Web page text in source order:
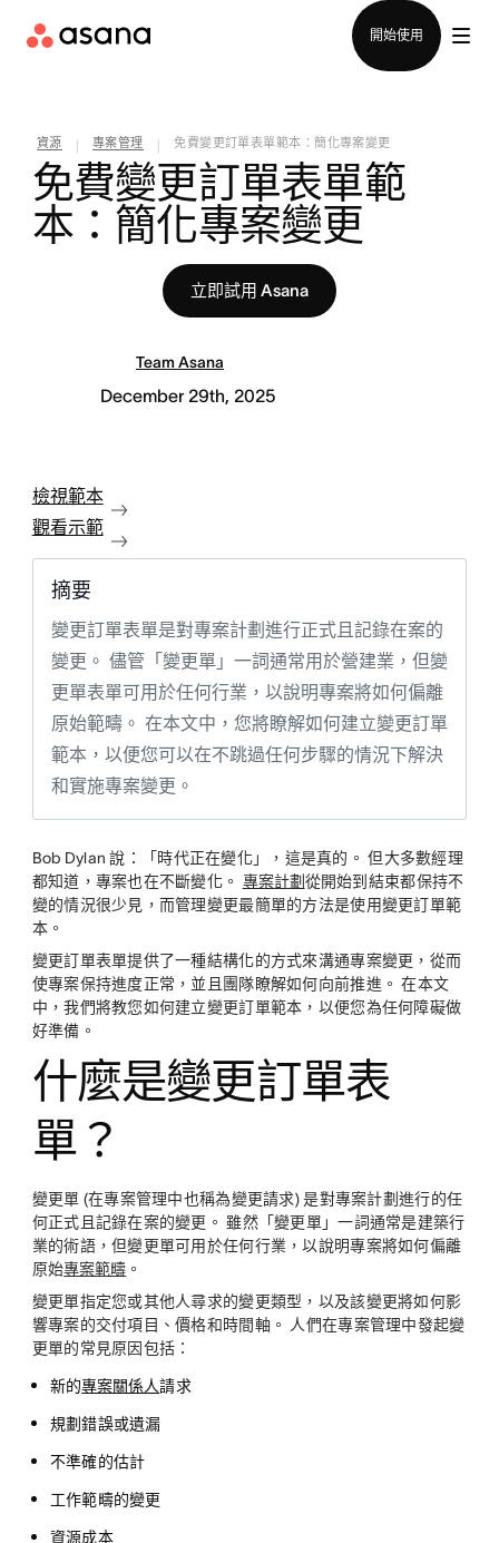
開始使用
資源 專案管理 免費變更訂單表單範本：簡化專案變更
免費變更訂單表單範
本：簡化專案變更
立即試用 Asana
Team Asana
December 29th, 2025
檢視範本
觀看示範
摘要
變更訂單表單是對專案計劃進行正式且記錄在案的
變更。 儘管「變更單」一詞通常用於營建業，但變
更單表單可用於任何行業，以說明專案將如何偏離
原始範疇。 在本文中，您將瞭解如何建立變更訂單
範本，以便您可以在不跳過任何步驟的情況下解決
和實施專案變更。
Bob Dylan 說：「時代正在變化」，這是真的。 但大多數經理
都知道，專案也在不斷變化。 專案計劃從開始到結束都保持不
變的情況很少見，而管理變更最簡單的方法是使用變更訂單範
本。
變更訂單表單提供了一種結構化的方式來溝通專案變更，從而
使專案保持進度正常，並且團隊瞭解如何向前推進。 在本文
中，我們將教您如何建立變更訂單範本，以便您為任何障礙做
好準備。
什麼是變更訂單表
單？
變更單 (在專案管理中也稱為變更請求) 是對專案計劃進行的任
何正式且記錄在案的變更。 雖然「變更單」一詞通常是建築行
業的術語，但變更單可用於任何行業，以說明專案將如何偏離
原始專案範疇 。
變更單指定您或其他人尋求的變更類型，以及該變更將如何影
響專案的交付項目、價格和時間軸。 人們在專案管理中發起變
更單的常見原因包括：
新的專案關係人請求
規劃錯誤或遺漏
不準確的估計
工作範疇的變更
資源成本